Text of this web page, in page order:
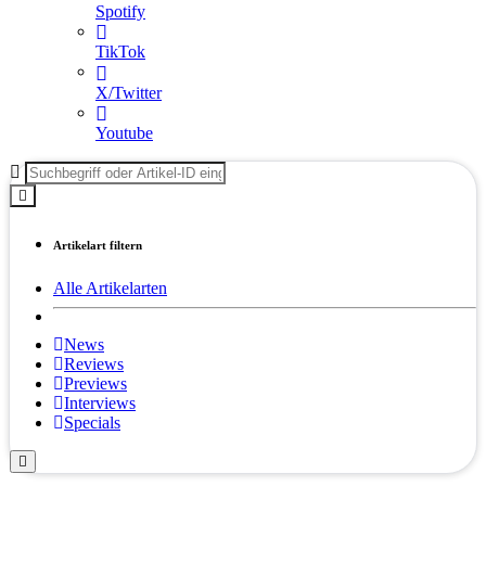
Spotify
TikTok
X/Twitter
Youtube
Artikelart filtern
Alle Artikelarten
News
Reviews
Previews
Interviews
Specials